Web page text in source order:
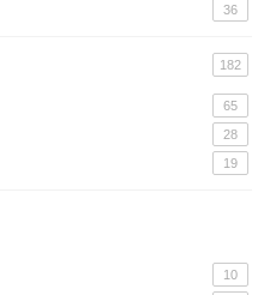
36
182
65
28
19
10